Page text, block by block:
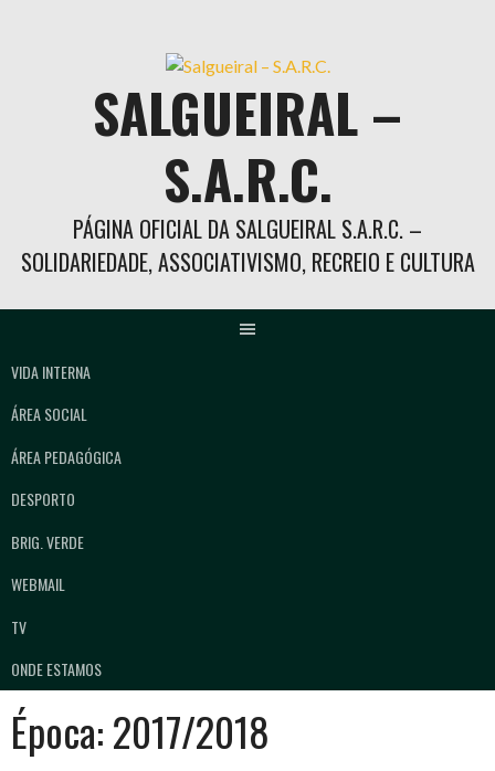
SALGUEIRAL –
S.A.R.C.
PÁGINA OFICIAL DA SALGUEIRAL S.A.R.C. –
SOLIDARIEDADE, ASSOCIATIVISMO, RECREIO E CULTURA
VIDA INTERNA
ÁREA SOCIAL
ÁREA PEDAGÓGICA
DESPORTO
BRIG. VERDE
WEBMAIL
TV
ONDE ESTAMOS
Época:2017/2018